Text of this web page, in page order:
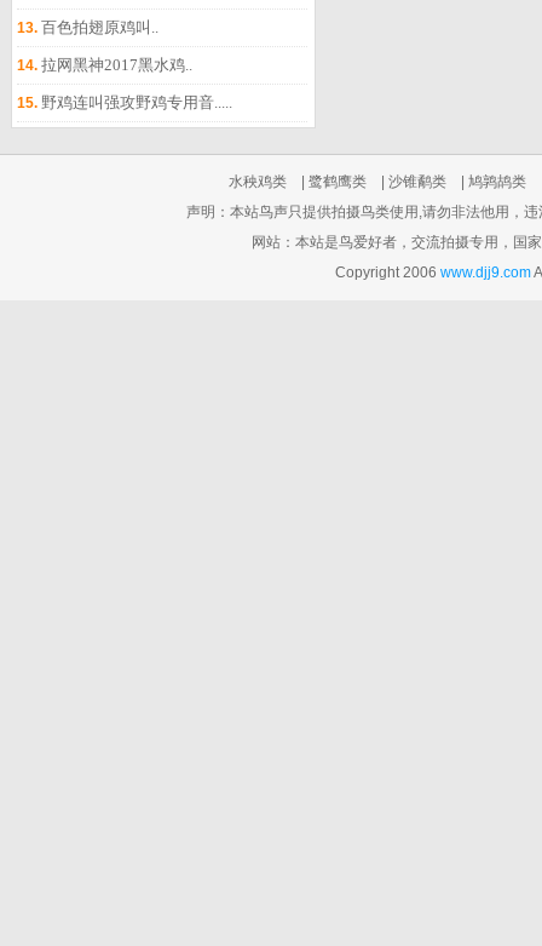
13. 百色拍翅原鸡叫..
14. 拉网黑神2017黑水鸡..
15. 野鸡连叫强攻野鸡专用音.....
水秧鸡类| 鹭鹤鹰类| 沙锥鹬类| 鸠鹑鸪类
声明：本站鸟声只提供拍摄鸟类使用,请勿非法他用，
网站：本站是鸟爱好者，交流拍摄专用，国
Copyright 2006 www.djj9.com